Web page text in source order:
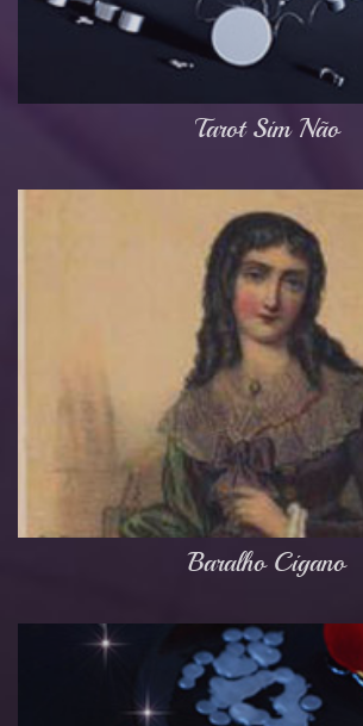
Tarot Sim Não
Baralho Cigano